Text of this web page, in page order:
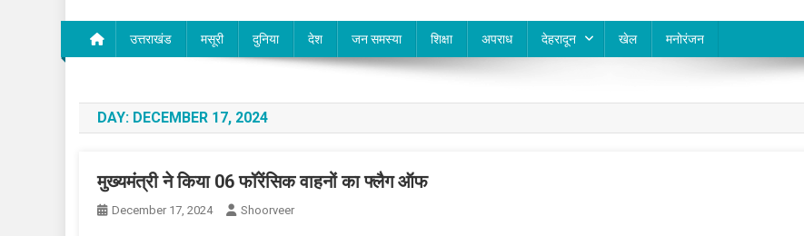
उत्तराखंड मसूरी दुनिया देश जन समस्या शिक्षा अपराध देहरादून खेल मनोरंजन
DAY: DECEMBER 17, 2024
मुख्यमंत्री ने किया 06 फॉरेंसिक वाहनों का फ्लैग ऑफ
December 17, 2024 Shoorveer